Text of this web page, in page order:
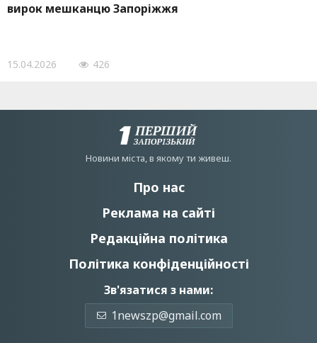
вирок мешканцю Запоріжжя
15.04.2026 426
Новини мiста, в якому ти живеш.
Про нас
Реклама на сайті
Редакційна політика
Політика конфіденційності
Зв'язатися з нами:
1newszp@gmail.com